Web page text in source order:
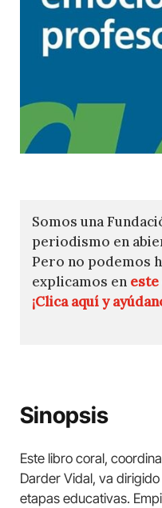
Somos una
periodismo en
Pero no podemos
explicamos en
¡Clica aquí y
Sinopsis
Este libro coral,
Darder Vidal, va
etapas educativas.